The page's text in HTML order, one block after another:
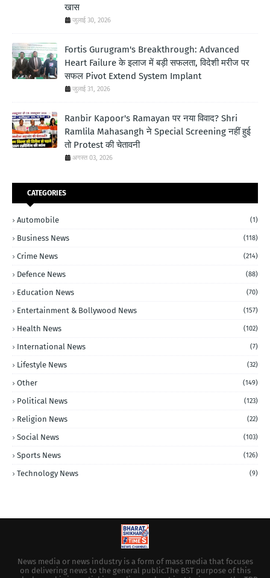
खास
जुलाई 30, 2026
Fortis Gurugram's Breakthrough: Advanced
Heart Failure के इलाज में बड़ी सफलता, विदेशी मरीज पर
सफल Pivot Extend System Implant
जुलाई 31, 2026
Ranbir Kapoor's Ramayan पर नया विवाद? Shri
Ramlila Mahasangh ने Special Screening नहीं हुई
तो Protest की चेतावनी
अगस्त 03, 2026
CATEGORIES
Automobile (1)
Business News (118)
Crime News (214)
Defence News (88)
Education News (70)
Entertainment & Bollywood News (157)
Health News (102)
International News (7)
Lifestyle News (32)
Other (149)
Political News (123)
Religion News (22)
Social News (103)
Sports News (126)
Technology News (9)
News media or news industry is a form of mass media that focuses
on delivering news to the general public.The BST purpose of this